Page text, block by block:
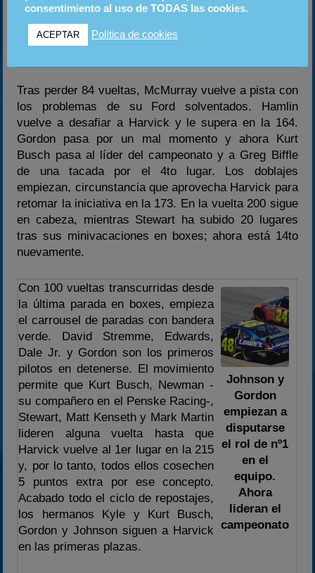
carrera consecutiva, esta vez por
problemas con el motor. El piloto está
visiblemente decepcionado.
Tras perder 84 vueltas, McMurray vuelve a pista con
los problemas de su Ford solventados. Hamlin
vuelve a desafiar a Harvick y le supera en la 164.
Gordon pasa por un mal momento y ahora Kurt
Busch pasa al líder del campeonato y a Greg Biffle
de una tacada por el 4to lugar. Los doblajes
empiezan, circunstancia que aprovecha Harvick para
retomar la iniciativa en la 173. En la vuelta 200 sigue
en cabeza, mientras Stewart ha subido 20 lugares
tras sus minivacaciones en boxes; ahora está 14to
nuevamente.
Con 100 vueltas transcurridas desde
la última parada en boxes, empieza
el carrousel de paradas con bandera
verde. David Stremme, Edwards,
Dale Jr. y Gordon son los primeros
pilotos en detenerse. El movimiento
permite que Kurt Busch, Newman -
su compañero en el Penske Racing-,
Stewart, Matt Kenseth y Mark Martin
lideren alguna vuelta hasta que
Harvick vuelve al 1er lugar en la 215
y, por lo tanto, todos ellos cosechen
5 puntos extra por ese concepto.
Acabado todo el ciclo de repostajes,
los hermanos Kyle y Kurt Busch,
Gordon y Johnson siguen a Harvick
en las primeras plazas.
Johnson y
Gordon
empiezan a
disputarse
el rol de nº1
en el
equipo.
Ahora
lideran el
campeonato
consentimiento al uso de TODAS las cookies.
ACEPTAR Política de cookies